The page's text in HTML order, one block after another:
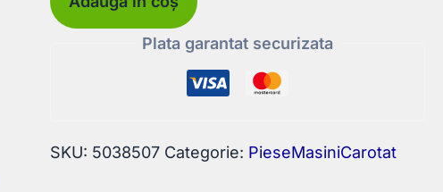
carcasa
de
Plata garantat securizata
SKU: 5038507 Categorie: PieseMasiniCarotat